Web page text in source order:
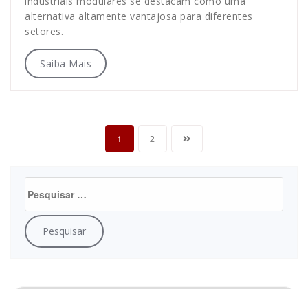
alternativa altamente vantajosa para diferentes
setores.
Saiba Mais
1 2